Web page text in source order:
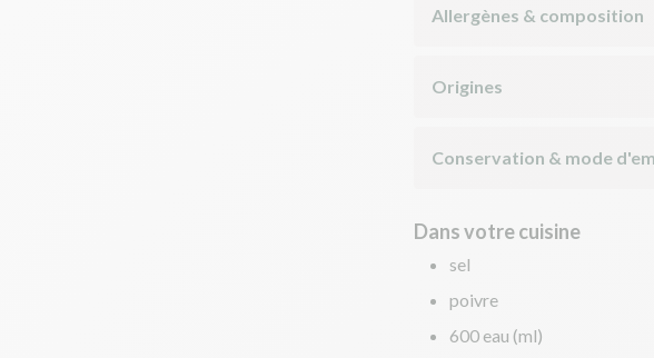
Allergènes & composition
Origines
Conservation & mode
Dans votre cuisine
sel
poivre
600 eau (ml)